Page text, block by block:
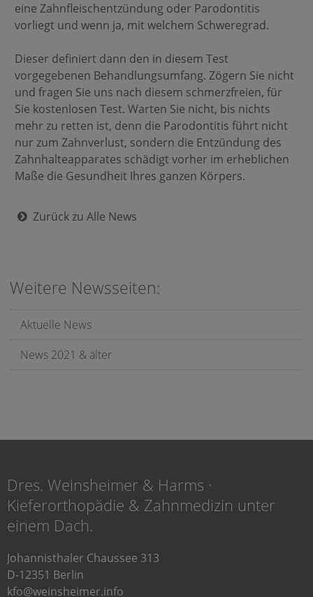
eine Zahnfleischentzündung oder Parodontitis
vorliegt und wenn ja, mit welchem Schweregrad.
Dieser definiert dann den in diesem Test
vorgegebenen Behandlungsumfang. Zögern Sie nicht
und fragen Sie uns nach diesem schmerzfreien, für
Sie kostenlosen Test. Warten Sie nicht, bis nichts
mehr zu retten ist, denn die Parodontitis führt nicht
nur zum Zahnverlust, sondern die Entzündung des
Zahnhalteapparates schädigt vorher im erheblichen
Maße die Gesundheit Ihres ganzen Körpers.
Zurück zu Alle News
Weitere Newsseiten:
Aktuelle News
News 2021 & älter
Dres. Weinsheimer & Harms ·
Kieferorthopädie & Zahnmedizin unter
einem Dach.
Johannisthaler Chaussee 313
D-12351 Berlin
kfo@weinsheimer.info